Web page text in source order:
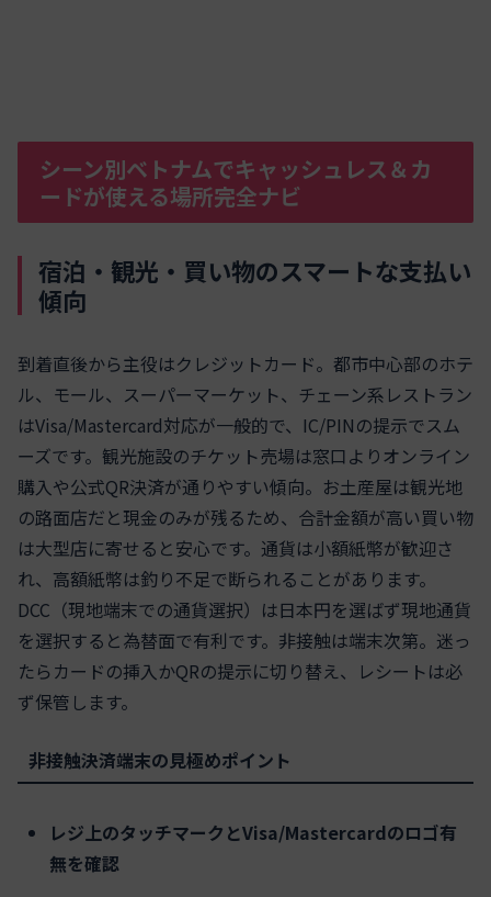
シーン別ベトナムでキャッシュレス＆カ
ードが使える場所完全ナビ
宿泊・観光・買い物のスマートな支払い
傾向
到着直後から主役はクレジットカード。都市中心部のホテ
ル、モール、スーパーマーケット、チェーン系レストラン
はVisa/Mastercard対応が一般的で、IC/PINの提示でスム
ーズです。観光施設のチケット売場は窓口よりオンライン
購入や公式QR決済が通りやすい傾向。お土産屋は観光地
の路面店だと現金のみが残るため、合計金額が高い買い物
は大型店に寄せると安心です。通貨は小額紙幣が歓迎さ
れ、高額紙幣は釣り不足で断られることがあります。
DCC（現地端末での通貨選択）は日本円を選ばず現地通貨
を選択すると為替面で有利です。非接触は端末次第。迷っ
たらカードの挿入かQRの提示に切り替え、レシートは必
ず保管します。
非接触決済端末の見極めポイント
レジ上のタッチマークとVisa/Mastercardのロゴ有
無を確認